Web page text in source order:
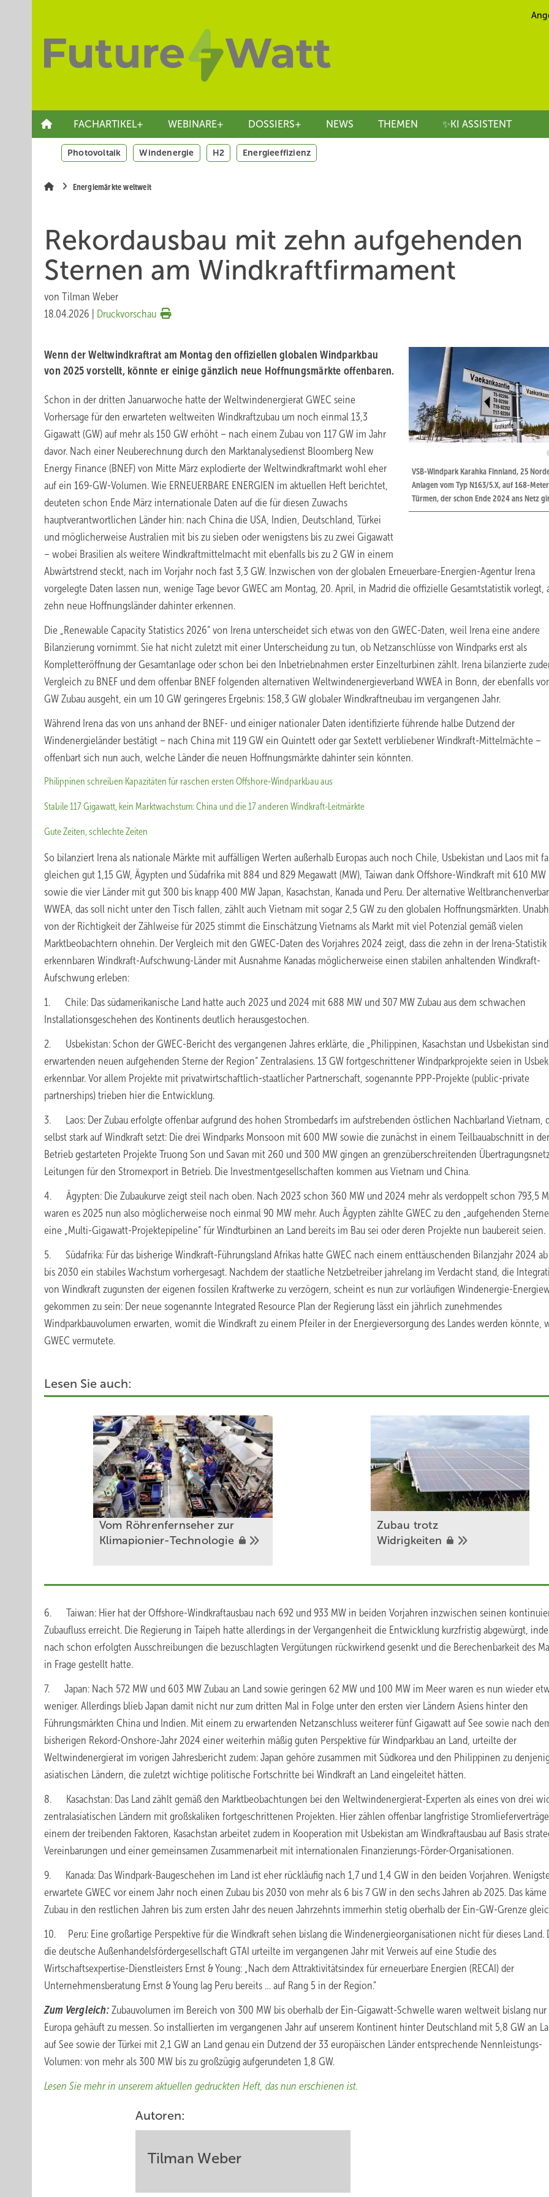
FACHARTIKEL+ WEBINARE+ DOSSIERS+ NEWS THEMEN ✨KI ASSISTENT
Photovoltaik Windenergie H2 Energieeffizienz
Energiemärkte weltweit
Rekordausbau mit zehn aufgehenden
Sternen am Windkraftfirmament
von Tilman Weber
18.04.2026
Druckvorschau
VSB-Windpark Karahka Finnland, 25
Anlagen vom Typ N163/5.X, auf 168-
Türmen, der schon Ende 2024 ans Netz
Wenn der Weltwindkraftrat am Montag den offiziellen globalen Windparkbau
von 2025 vorstellt, könnte er einige gänzlich neue Hoffnungsmärkte offenbaren.
Schon in der dritten Januarwoche hatte der Weltwindenergierat GWEC seine
Vorhersage für den erwarteten weltweiten Windkraftzubau um noch einmal 13,3
Gigawatt (GW) auf mehr als 150 GW erhöht – nach einem Zubau von 117 GW im Jahr
davor. Nach einer Neuberechnung durch den Marktanalysedienst Bloomberg New
Energy Finance (BNEF) von Mitte März explodierte der Weltwindkraftmarkt wohl eher
auf ein 169-GW-Volumen. Wie ERNEUERBARE ENERGIEN im aktuellen Heft berichtet,
deuteten schon Ende März internationale Daten auf die für diesen Zuwachs
hauptverantwortlichen Länder hin: nach China die USA, Indien, Deutschland, Türkei
und möglicherweise Australien mit bis zu sieben oder wenigstens bis zu zwei Gigawatt
– wobei Brasilien als weitere Windkraftmittelmacht mit ebenfalls bis zu 2 GW in einem
Abwärtstrend steckt, nach im Vorjahr noch fast 3,3 GW. Inzwischen von der globalen Erneuerbare-Energien-Agentur Irena
vorgelegte Daten lassen nun, wenige Tage bevor GWEC am Montag, 20. April, in Madrid die offizielle Gesamtstatistik vorlegt,
zehn neue Hoffnungsländer dahinter erkennen.
Die „Renewable Capacity Statistics 2026“ von Irena unterscheidet sich etwas von den GWEC-Daten, weil Irena eine andere
Bilanzierung vornimmt. Sie hat nicht zuletzt mit einer Unterscheidung zu tun, ob Netzanschlüsse von Windparks erst als
Kompletteröffnung der Gesamtanlage oder schon bei den Inbetriebnahmen erster Einzelturbinen zählt. Irena bilanzierte
Vergleich zu BNEF und dem offenbar BNEF folgenden alternativen Weltwindenergieverband WWEA in Bonn, der ebenfalls
GW Zubau ausgeht, ein um 10 GW geringeres Ergebnis: 158,3 GW globaler Windkraftneubau im vergangenen Jahr.
Während Irena das von uns anhand der BNEF- und einiger nationaler Daten identifizierte führende halbe Dutzend der
Windenergieländer bestätigt – nach China mit 119 GW ein Quintett oder gar Sextett verbliebener Windkraft-Mittelmächte –
offenbart sich nun auch, welche Länder die neuen Hoffnungsmärkte dahinter sein könnten.
Philippinen schreiben Kapazitäten für raschen ersten Offshore-Windparkbau aus
Stabile 117 Gigawatt, kein Marktwachstum: China und die 17 anderen Windkraft-Leitmärkte
Gute Zeiten, schlechte Zeiten
So bilanziert Irena als nationale Märkte mit auffälligen Werten außerhalb Europas auch noch Chile, Usbekistan und Laos mit
gleichen gut 1,15 GW, Ägypten und Südafrika mit 884 und 829 Megawatt (MW), Taiwan dank Offshore-Windkraft mit 610 MW
sowie die vier Länder mit gut 300 bis knapp 400 MW Japan, Kasachstan, Kanada und Peru. Der alternative
WWEA, das soll nicht unter den Tisch fallen, zählt auch Vietnam mit sogar 2,5 GW zu den globalen Hoffnungsmärkten.
von der Richtigkeit der Zählweise für 2025 stimmt die Einschätzung Vietnams als Markt mit viel Potenzial gemäß vielen
Marktbeobachtern ohnehin. Der Vergleich mit den GWEC-Daten des Vorjahres 2024 zeigt, dass die zehn in der Irena-Statistik
erkennbaren Windkraft-Aufschwung-Länder mit Ausnahme Kanadas möglicherweise einen stabilen anhaltenden Windkraft-
Aufschwung erleben:
1. Chile: Das südamerikanische Land hatte auch 2023 und 2024 mit 688 MW und 307 MW Zubau aus dem schwachen
Installationsgeschehen des Kontinents deutlich herausgestochen.
2. Usbekistan: Schon der GWEC-Bericht des vergangenen Jahres erklärte, die „Philippinen, Kasachstan und Usbekistan
erwartenden neuen aufgehenden Sterne der Region“ Zentralasiens. 13 GW fortgeschrittener Windparkprojekte seien in
erkennbar. Vor allem Projekte mit privatwirtschaftlich-staatlicher Partnerschaft, sogenannte PPP-Projekte (public-private
partnerships) trieben hier die Entwicklung.
3. Laos: Der Zubau erfolgte offenbar aufgrund des hohen Strombedarfs im aufstrebenden östlichen Nachbarland Vietnam,
selbst stark auf Windkraft setzt: Die drei Windparks Monsoon mit 600 MW sowie die zunächst in einem Teilbauabschnitt in
Betrieb gestarteten Projekte Truong Son und Savan mit 260 und 300 MW gingen an grenzüberschreitenden
Leitungen für den Stromexport in Betrieb. Die Investmentgesellschaften kommen aus Vietnam und China.
4. Ägypten: Die Zubaukurve zeigt steil nach oben. Nach 2023 schon 360 MW und 2024 mehr als verdoppelt schon 793,5
waren es 2025 nun also möglicherweise noch einmal 90 MW mehr. Auch Ägypten zählte GWEC zu den „aufgehenden
eine „Multi-Gigawatt-Projektepipeline“ für Windturbinen an Land bereits im Bau sei oder deren Projekte nun baubereit seien.
5. Südafrika: Für das bisherige Windkraft-Führungsland Afrikas hatte GWEC nach einem enttäuschenden Bilanzjahr 2024
bis 2030 ein stabiles Wachstum vorhergesagt. Nachdem der staatliche Netzbetreiber jahrelang im Verdacht stand, die
von Windkraft zugunsten der eigenen fossilen Kraftwerke zu verzögern, scheint es nun zur vorläufigen Windenergie-
gekommen zu sein: Der neue sogenannte Integrated Resource Plan der Regierung lässt ein jährlich zunehmendes
Windparkbauvolumen erwarten, womit die Windkraft zu einem Pfeiler in der Energieversorgung des Landes werden könnte,
GWEC vermutete.
Lesen Sie auch:
Vom Röhrenfernseher zur
Klimapionier-Technologie
Zubau trotz
Widrigkeiten
6. Taiwan: Hier hat der Offshore-Windkraftausbau nach 692 und 933 MW in beiden Vorjahren inzwischen seinen
Zubaufluss erreicht. Die Regierung in Taipeh hatte allerdings in der Vergangenheit die Entwicklung kurzfristig abgewürgt,
nach schon erfolgten Ausschreibungen die bezuschlagten Vergütungen rückwirkend gesenkt und die Berechenbarkeit des
in Frage gestellt hatte.
7. Japan: Nach 572 MW und 603 MW Zubau an Land sowie geringen 62 MW und 100 MW im Meer waren es nun wieder
weniger. Allerdings blieb Japan damit nicht nur zum dritten Mal in Folge unter den ersten vier Ländern Asiens hinter den
Führungsmärkten China und Indien. Mit einem zu erwartenden Netzanschluss weiterer fünf Gigawatt auf See sowie nach
bisherigen Rekord-Onshore-Jahr 2024 einer weiterhin mäßig guten Perspektive für Windparkbau an Land, urteilte der
Weltwindenergierat im vorigen Jahresbericht zudem: Japan gehöre zusammen mit Südkorea und den Philippinen zu
asiatischen Ländern, die zuletzt wichtige politische Fortschritte bei Windkraft an Land eingeleitet hätten.
8. Kasachstan: Das Land zählt gemäß den Marktbeobachtungen bei den Weltwindenergierat-Experten als eines von drei
zentralasiatischen Ländern mit großskaliken fortgeschrittenen Projekten. Hier zählen offenbar langfristige
einem der treibenden Faktoren, Kasachstan arbeitet zudem in Kooperation mit Usbekistan am Windkraftausbau auf Basis
Vereinbarungen und einer gemeinsamen Zusammenarbeit mit internationalen Finanzierungs-Förder-Organisationen.
9. Kanada: Das Windpark-Baugeschehen im Land ist eher rückläufig nach 1,7 und 1,4 GW in den beiden Vorjahren.
erwartete GWEC vor einem Jahr noch einen Zubau bis 2030 von mehr als 6 bis 7 GW in den sechs Jahren ab 2025. Das
Zubau in den restlichen Jahren bis zum ersten Jahr des neuen Jahrzehnts immerhin stetig oberhalb der Ein-GW-Grenze
10. Peru: Eine großartige Perspektive für die Windkraft sehen bislang die Windenergieorganisationen nicht für dieses Land.
die deutsche Außenhandelsfördergesellschaft GTAI urteilte im vergangenen Jahr mit Verweis auf eine Studie des
Wirtschaftsexpertise-Dienstleisters Ernst & Young: „Nach dem Attraktivitätsindex für erneuerbare Energien (RECAI) der
Unternehmensberatung Ernst & Young lag Peru bereits … auf Rang 5 in der Region.“
Zum Vergleich: Zubauvolumen im Bereich von 300 MW bis oberhalb der Ein-Gigawatt-Schwelle waren weltweit bislang nur
Europa gehäuft zu messen. So installierten im vergangenen Jahr auf unserem Kontinent hinter Deutschland mit 5,8 GW an
auf See sowie der Türkei mit 2,1 GW an Land genau ein Dutzend der 33 europäischen Länder entsprechende Nennleistungs-
Volumen: von mehr als 300 MW bis zu großzügig aufgerundeten 1,8 GW.
Lesen Sie mehr in unserem aktuellen gedruckten Heft, das nun erschienen ist.
Autoren:
Tilman Weber